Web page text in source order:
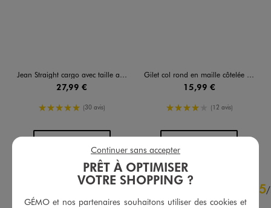
Jean Straight cargo avec taille ajustable fille
27,99 €
5/5 de moyenne
(30 avis)
AU PANIER
Gilet col rond en maille côtelée fille
15,99 €
4/5 de moyenne
(12 avis)
AU PANIER
4.9 /5 5/
Avis vérifié et récompensé
PRÊT À OPTIMISER
VOTRE SHOPPING ?
GÉMO et nos partenaires souhaitons utiliser des cookies et
Continuer sans accepter